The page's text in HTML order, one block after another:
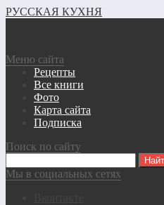
РУССКАЯ КУХНЯ
Меню сайта
Рецепты
Все книги
Фото
Карта сайта
Подписка
Поиск по сайту
Мы в социальных сетях